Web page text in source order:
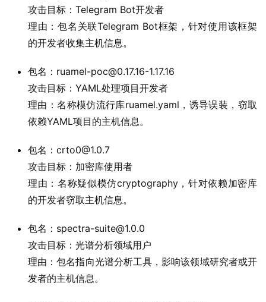
攻击目标：Telegram Bot开发者
理由：包名关联Telegram Bot框架，针对使用该框架
的开发者收集主机信息。
包名：ruamel-poc@0.17.16-1.17.16
攻击目标：YAML处理项目开发者
理由：名称模仿流行库ruamel.yaml，诱导误装，窃取
依赖YAML项目的主机信息。
包名：crto0@1.0.7
攻击目标：加密库使用者
理由：名称疑似模仿cryptography，针对依赖加密库
的开发者窃取主机信息。
包名：spectra-suite@1.0.0
攻击目标：光谱分析领域用户
理由：包名指向光谱分析工具，影响该领域研究者或开
发者的主机信息。